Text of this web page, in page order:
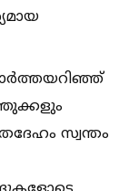
സ്വന്തം